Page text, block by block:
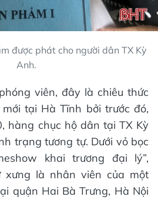
được phát cho người dân TX Kỳ
Anh.
viên, đây là chiêu thức
tại Hà Tĩnh bởi trước đó,
hàng chục hộ dân tại TX Kỳ
trạng tương tự. Dưới vỏ bọc
khai trương đại lý”,
xưng là nhân viên của một
quận Hai Bà Trưng, Hà Nội